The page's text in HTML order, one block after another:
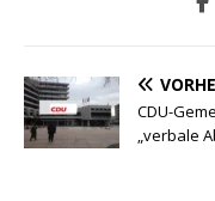
CDU-
„verbale